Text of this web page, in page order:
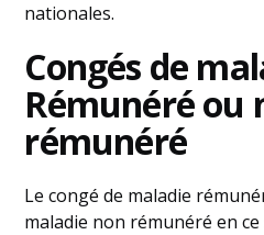
nationales.
Congés de
Rémunéré ou
rémunéré
Le congé de maladie
maladie non rémunéré en